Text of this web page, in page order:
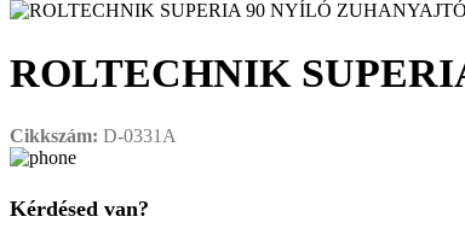
ROLTECHNIK
Cikkszám: D-0331A
Kérdésed van?